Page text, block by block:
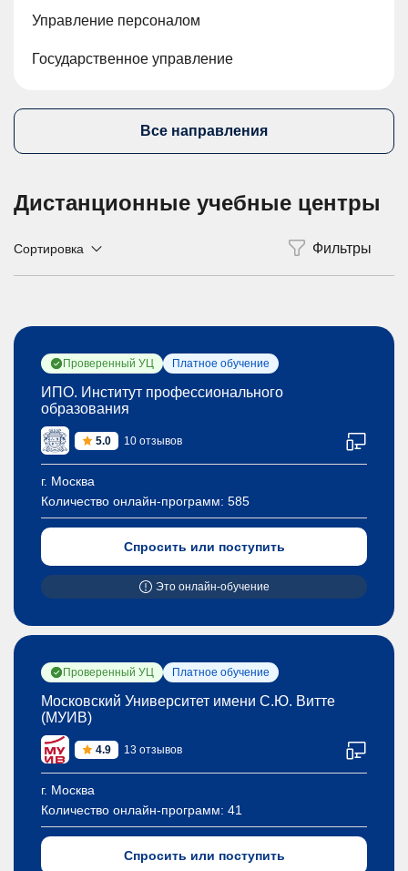
Управление персоналом
Государственное управление
Все направления
Дистанционные учебные центры
Сортировка
Проверенный УЦ Платное обучение
ИПО. Институт профессионального
образования
5.0 10 отзывов
г. Москва
Количество онлайн-программ: 585
Спросить или поступить
Это онлайн-обучение
Проверенный УЦ Платное обучение
Московский Университет имени С.Ю. Витте
(МУИВ)
4.9 13 отзывов
г. Москва
Количество онлайн-программ: 41
Спросить или поступить